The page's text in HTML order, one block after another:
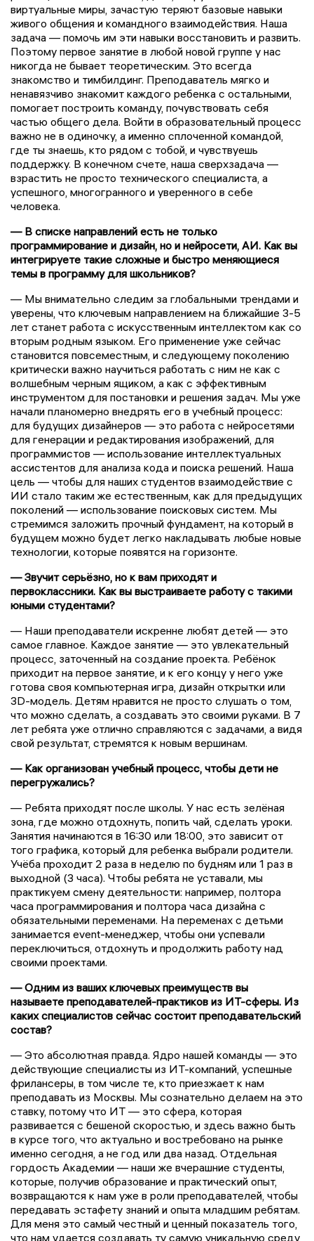
виртуальные миры, зачастую теряют базовые навыки
живого общения и командного взаимодействия. Наша
задача — помочь им эти навыки восстановить и развить.
Поэтому первое занятие в любой новой группе у нас
никогда не бывает теоретическим. Это всегда
знакомство и тимбилдинг. Преподаватель мягко и
ненавязчиво знакомит каждого ребенка с остальными,
помогает построить команду, почувствовать себя
частью общего дела. Войти в образовательный процесс
важно не в одиночку, а именно сплоченной командой,
где ты знаешь, кто рядом с тобой, и чувствуешь
поддержку. В конечном счете, наша сверхзадача —
взрастить не просто технического специалиста, а
успешного, многогранного и уверенного в себе
человека.
— В списке направлений есть не только
программирование и дизайн, но и нейросети, АИ. Как вы
интегрируете такие сложные и быстро меняющиеся
темы в программу для школьников?
— Мы внимательно следим за глобальными трендами и
уверены, что ключевым направлением на ближайшие 3-5
лет станет работа с искусственным интеллектом как со
вторым родным языком. Его применение уже сейчас
становится повсеместным, и следующему поколению
критически важно научиться работать с ним не как с
волшебным черным ящиком, а как с эффективным
инструментом для постановки и решения задач. Мы уже
начали планомерно внедрять его в учебный процесс:
для будущих дизайнеров — это работа с нейросетями
для генерации и редактирования изображений, для
программистов — использование интеллектуальных
ассистентов для анализа кода и поиска решений. Наша
цель — чтобы для наших студентов взаимодействие с
ИИ стало таким же естественным, как для предыдущих
поколений — использование поисковых систем. Мы
стремимся заложить прочный фундамент, на который в
будущем можно будет легко накладывать любые новые
технологии, которые появятся на горизонте.
— Звучит серьёзно, но к вам приходят и
первоклассники. Как вы выстраиваете работу с такими
юными студентами?
— Наши преподаватели искренне любят детей — это
самое главное. Каждое занятие — это увлекательный
процесс, заточенный на создание проекта. Ребёнок
приходит на первое занятие, и к его концу у него уже
готова своя компьютерная игра, дизайн открытки или
3D-модель. Детям нравится не просто слушать о том,
что можно сделать, а создавать это своими руками. В 7
лет ребята уже отлично справляются с задачами, а видя
свой результат, стремятся к новым вершинам.
— Как организован учебный процесс, чтобы дети не
перегружались?
— Ребята приходят после школы. У нас есть зелёная
зона, где можно отдохнуть, попить чай, сделать уроки.
Занятия начинаются в 16:30 или 18:00, это зависит от
того графика, который для ребенка выбрали родители.
Учёба проходит 2 раза в неделю по будням или 1 раз в
выходной (3 часа). Чтобы ребята не уставали, мы
практикуем смену деятельности: например, полтора
часа программирования и полтора часа дизайна с
обязательными переменами. На переменах с детьми
занимается event-менеджер, чтобы они успевали
переключиться, отдохнуть и продолжить работу над
своими проектами.
— Одним из ваших ключевых преимуществ вы
называете преподавателей-практиков из ИТ-сферы. Из
каких специалистов сейчас состоит преподавательский
состав?
— Это абсолютная правда. Ядро нашей команды — это
действующие специалисты из ИТ-компаний, успешные
фрилансеры, в том числе те, кто приезжает к нам
преподавать из Москвы. Мы сознательно делаем на это
ставку, потому что ИТ — это сфера, которая
развивается с бешеной скоростью, и здесь важно быть
в курсе того, что актуально и востребовано на рынке
именно сегодня, а не год или два назад. Отдельная
гордость Академии — наши же вчерашние студенты,
которые, получив образование и практический опыт,
возвращаются к нам уже в роли преподавателей, чтобы
передавать эстафету знаний и опыта младшим ребятам.
Для меня это самый честный и ценный показатель того,
что нам удается создавать ту самую уникальную среду